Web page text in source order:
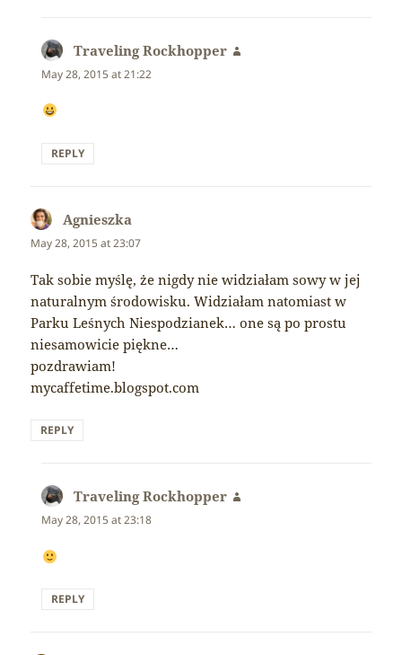
Traveling Rockhopper
May 28, 2015 at 21:22
REPLY
Agnieszka
May 28, 2015 at 23:07
Tak sobie myślę, że nigdy nie widziałam sowy w jej
naturalnym środowisku. Widziałam natomiast w
Parku Leśnych Niespodzianek… one są po prostu
niesamowicie piękne…
pozdrawiam!
mycaffetime.blogspot.com
REPLY
Traveling Rockhopper
May 28, 2015 at 23:18
REPLY